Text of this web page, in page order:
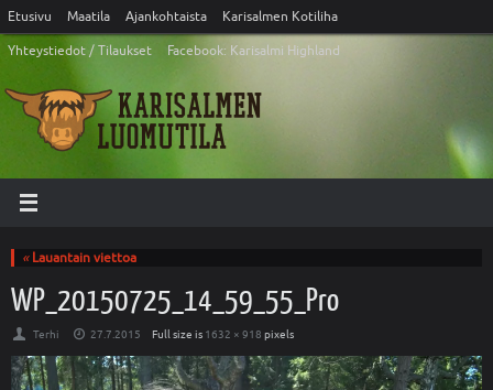
Etusivu Maatila Ajankohtaista
Karisalmen Kotiliha
Yhteystiedot / Tilaukset
Facebook: Karisalmi Highland
«Lauantain viettoa
WP_20150725_14_59_55_Pro
Terhi 27.7.2015 Full size is 1632 × 918 pixels